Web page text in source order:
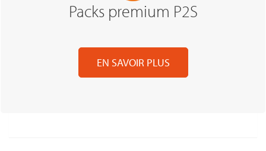
Packs premium P2S
EN SAVOIR PLUS